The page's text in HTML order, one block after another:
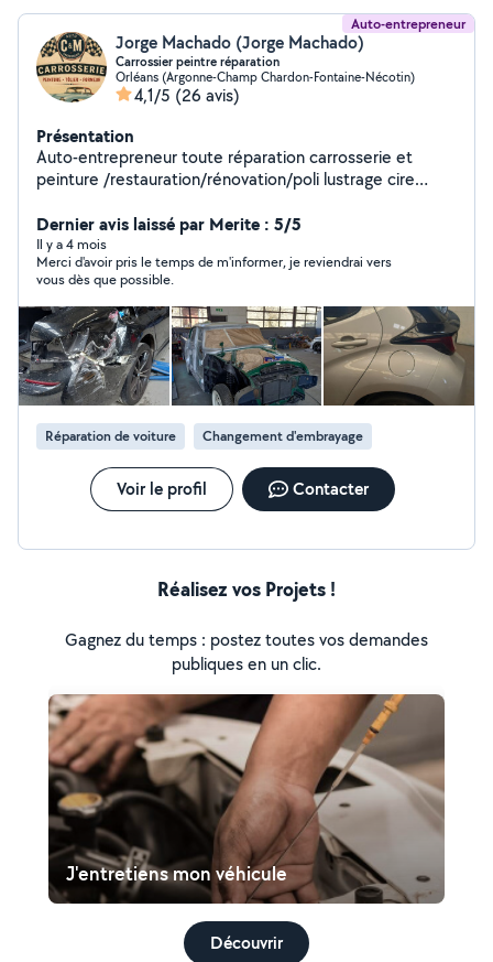
Auto-entrepreneur
Jorge Machado (Jorge Machado)
Carrossier peintre réparation
Orléans (Argonne-Champ Chardon-Fontaine-Nécotin)
4,1/5 (26 avis)
Présentation
Auto-entrepreneur toute réparation carrosserie et
peinture /restauration/rénovation/poli lustrage cire
compagnon de france tôlier Formeur toute re dressage
découpage restructuration éléments rouillé plantage
toute carrosserie toute soudure alu/metal/metal
dapport/inox/réparation toute sellerie ainsi ciel de toit .
Spécialiste dans la voiture de collection.
Dernier avis laissé par Merite : 5/5
Il y a 4 mois
Merci d'avoir pris le temps de m'informer, je reviendrai vers
vous dès que possible.
Réparation de voiture Changement d'embrayage
Voir le profil Contacter
Réalisez vos Projets !
Gagnez du temps : postez toutes vos demandes
publiques en un clic.
J'entretiens mon véhicule
Découvrir